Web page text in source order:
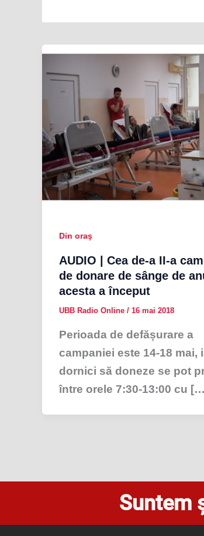
Din oraş
AUDIO | Cea de-a II-a
de donare de sânge de
acesta a început
UBB Radio Online / 16 mai 2018
Perioada de defășurare a
campaniei este 14-18 mai,
dornici să doneze se pot
între orele 7:30-13:00 cu
Suntem